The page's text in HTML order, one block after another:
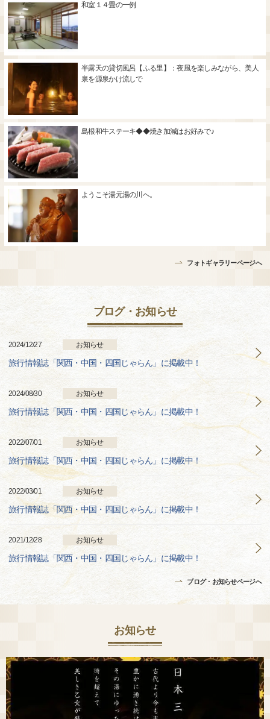
和室１４畳の一例
半露天の貸切風呂【ふる里】：夜風を楽しみながら、美人
泉を源泉かけ流しで
島根和牛ステーキ◆◆焼き加減はお好みで♪
ようこそ湯元湯の川へ。
フォトギャラリーページへ
ブログ・お知らせ
2024/12/27 お知らせ
旅行情報誌「関西・中国・四国じゃらん」に掲載中！
2024/08/30 お知らせ
旅行情報誌「関西・中国・四国じゃらん」に掲載中！
2022/07/01 お知らせ
旅行情報誌「関西・中国・四国じゃらん」に掲載中！
2022/03/01 お知らせ
旅行情報誌「関西・中国・四国じゃらん」に掲載中！
2021/12/28 お知らせ
旅行情報誌「関西・中国・四国じゃらん」に掲載中！
ブログ・お知らせページへ
お知らせ